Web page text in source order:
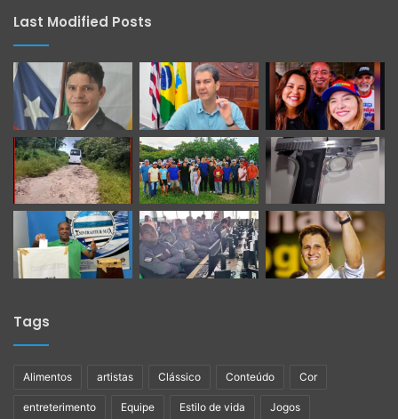
Last Modified Posts
Tags
Alimentos artistas Clássico Conteúdo Cor
entreterimento Equipe Estilo de vida Jogos